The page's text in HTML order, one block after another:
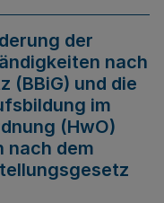
der
nach
(BBiG) und die
im
(HwO)
nach dem